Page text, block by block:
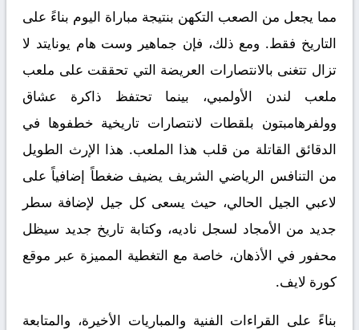
مما يجعل من الصعب التكهن بنتيجة مباراة اليوم بناءً على
التاريخ فقط. ومع ذلك، فإن جماهير وست هام يونايتد لا
تزال تتغنى بالانتصارات العريضة التي تحققت على ملعب
ملعب لندن الأولمبي، بينما تحتفظ ذاكرة عشاق
وولفرهامبتون بلقطات لانتصارات تاريخية خطفوها في
الدقائق القاتلة من قلب هذا الملعب. هذا الإرث الطويل
من التنافس الرياضي الشريف يضيف ضغطاً إضافياً على
لاعبي الجيل الحالي، حيث يسعى كل جيل لإضافة سطر
جديد من الأمجاد لسجل ناديه، وكتابة تاريخ جديد سيظل
محفور في الأذهان، خاصة مع التغطية المميزة عبر موقع
كورة لايف.
بناءً على القراءات الفنية والمباريات الأخيرة، والمتابعة